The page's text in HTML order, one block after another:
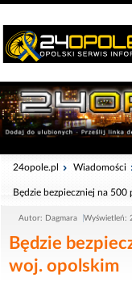
24opole.pl Wiadomości
Będzie bezpieczniej na
Autor: Dagmara Wyświetleń:
Będzie
woj. opolskim